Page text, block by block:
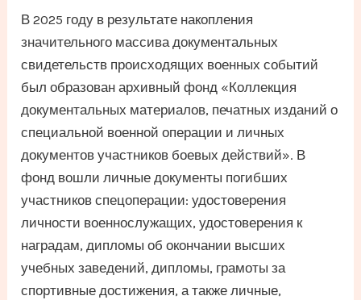
В 2025 году в результате накопления
значительного массива документальных
свидетельств происходящих военных событий
был образован архивный фонд «Коллекция
документальных материалов, печатных изданий о
специальной военной операции и личных
документов участников боевых действий». В
фонд вошли личные документы погибших
участников спецоперации: удостоверения
личности военнослужащих, удостоверения к
наградам, дипломы об окончании высших
учебных заведений, дипломы, грамоты за
спортивные достижения, а также личные,